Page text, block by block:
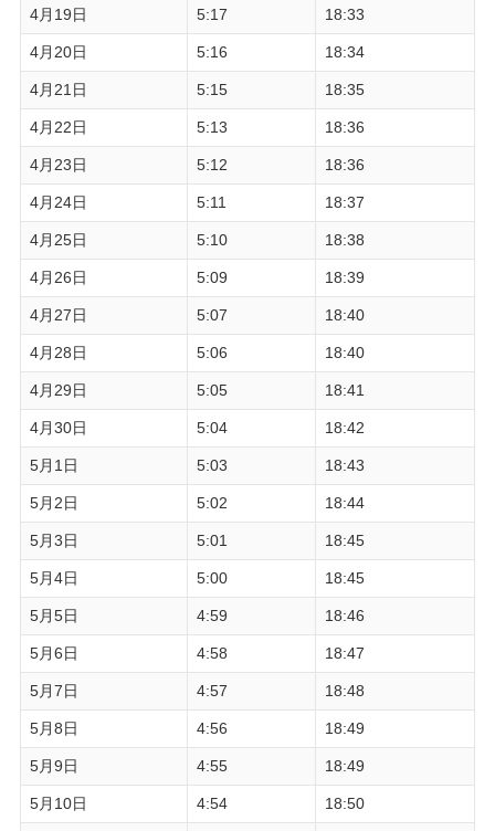
4月19日 5:17 18:33
4月20日 5:16 18:34
4月21日 5:15 18:35
4月22日 5:13 18:36
4月23日 5:12 18:36
4月24日 5:11 18:37
4月25日 5:10 18:38
4月26日 5:09 18:39
4月27日 5:07 18:40
4月28日 5:06 18:40
4月29日 5:05 18:41
4月30日 5:04 18:42
5月1日 5:03 18:43
5月2日 5:02 18:44
5月3日 5:01 18:45
5月4日 5:00 18:45
5月5日 4:59 18:46
5月6日 4:58 18:47
5月7日 4:57 18:48
5月8日 4:56 18:49
5月9日 4:55 18:49
5月10日 4:54 18:50